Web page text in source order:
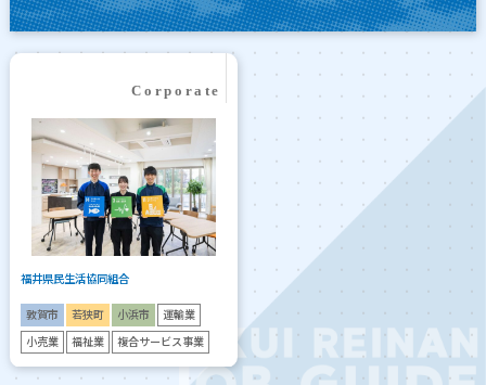
福井県民生活協同組合
敦賀市 若狭町 小浜市 運輸業
小売業 福祉業 複合サービス事業